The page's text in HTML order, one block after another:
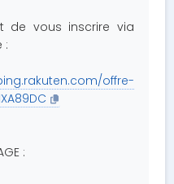
de vous inscrire via
:
offre-
: